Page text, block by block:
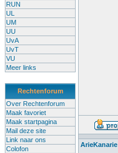
RUN
UL
UM
UU
UvA
UvT
VU
Meer links
Rechtenforum
Over Rechtenforum
Maak favoriet
Maak startpagina
Mail deze site
Link naar ons
Colofon
ArieKanarie